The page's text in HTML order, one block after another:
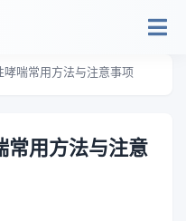
哮喘常用方法与注意事项
常用方法与注意